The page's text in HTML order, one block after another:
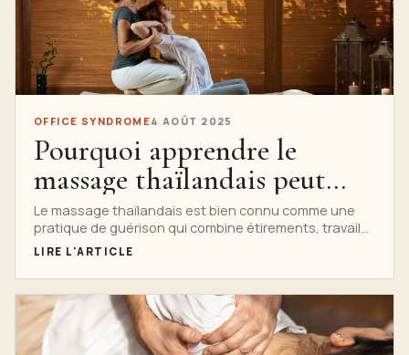
OFFICE SYNDROME4 AOÛT 2025
Pourquoi apprendre le
massage thaïlandais peut
améliorer votre posture et
votre flexibilité
Le massage thaïlandais est bien connu comme une
pratique de guérison qui combine étirements, travail
des tissus en profondeur et respiration consciente....
LIRE L'ARTICLE